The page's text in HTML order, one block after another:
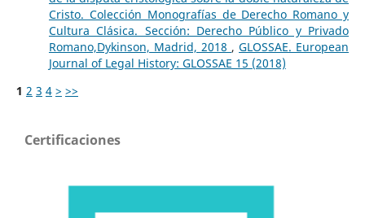
Cristo. Colección Monografías de Derecho Romano y
Cultura Clásica. Sección: Derecho Público y Privado
Romano,Dykinson, Madrid, 2018 ,GLOSSAE. European
Journal of Legal History: GLOSSAE 15 (2018)
1 2 3 4 > >>
Certificaciones